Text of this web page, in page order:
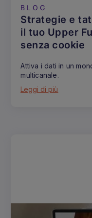
BLOG
Strategie e
il tuo Upper
senza cookie
Attiva i dati in un
multicanale.
Leggi di più